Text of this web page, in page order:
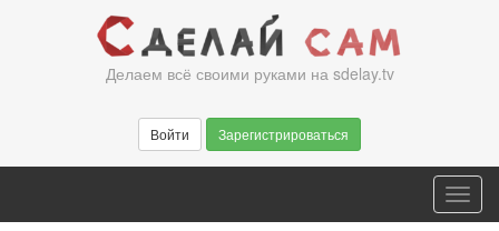
Делаем всё своими руками на sdelay.tv
Войти Зарегистрироваться